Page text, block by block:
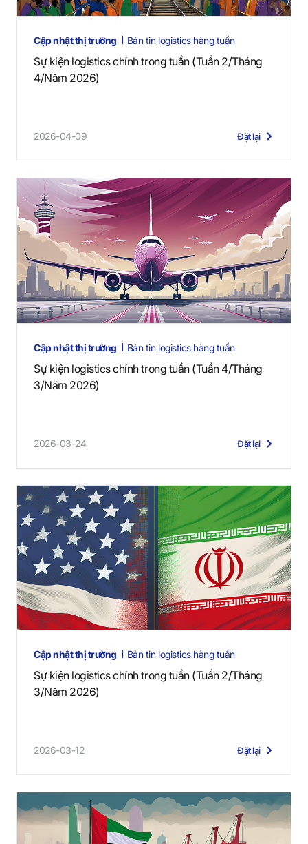
Cập nhật thị trường Bản tin logistics hàng tuần
Sự kiện logistics chính trong tuần (Tuần 2/Tháng
4/Năm 2026)
2026-04-09 Đặt lại
Cập nhật thị trường Bản tin logistics hàng tuần
Sự kiện logistics chính trong tuần (Tuần 4/Tháng
3/Năm 2026)
2026-03-24 Đặt lại
Cập nhật thị trường Bản tin logistics hàng tuần
Sự kiện logistics chính trong tuần (Tuần 2/Tháng
3/Năm 2026)
2026-03-12 Đặt lại